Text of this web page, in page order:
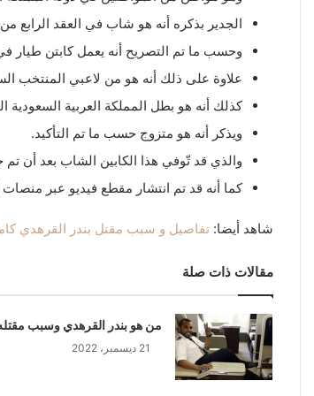
الجدير بذكره أنه هو شاب في العقد الرابع
وحسب ما تم التصريح أنه يعمل كابتن طيار
علاوة على ذلك أنه هو من لاعبي المنتخب
كذلك أنه هو بطل المملكة العربية السعودية
ويذكر أنه هو متزوج حسب ما تم التأكيد.
والذي قد تّوفي هذا الكابين الشاب بعد أن
كما أنه قد تم انتشار مقطع فيديو عبر منصات
شاهد أيضا: تفاصيل و سبب مقتل بندر القرهدي
مقالات ذات صلة
من هو بندر القرهدي وسبب
21 ديسمبر، 2022